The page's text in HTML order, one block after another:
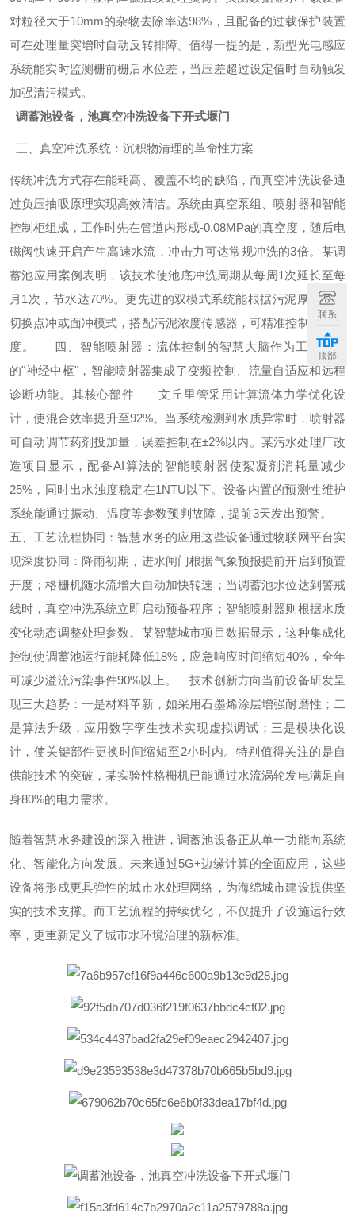
对粒径大于10mm的杂物去除率达98%，且配备的过载保护装置
可在处理量突增时自动反转排障。值得一提的是，新型光电感应
系统能实时监测栅前栅后水位差，当压差超过设定值时自动触发
加强清污模式。
调蓄池设备，池真空冲洗设备下开式堰门
三、真空冲洗系统：沉积物清理的革命性方案
传统冲洗方式存在能耗高、覆盖不均的缺陷，而真空冲洗设备通
过负压抽吸原理实现高效清洁。系统由真空泵组、喷射器和智能
控制柜组成，工作时先在管道内形成-0.08MPa的真空度，随后电
磁阀快速开启产生高速水流，冲击力可达常规冲洗的3倍。某调
蓄池应用案例表明，该技术使池底冲洗周期从每周1次延长至每
月1次，节水达70%。更先进的双模式系统能根据污泥厚度自动
切换点冲或面冲模式，搭配污泥浓度传感器，可精准控制冲洗强
度。 四、智能喷射器：流体控制的智慧大脑作为工艺流程
的"神经中枢"，智能喷射器集成了变频控制、流量自适应和远程
诊断功能。其核心部件——文丘里管采用计算流体力学优化设
计，使混合效率提升至92%。当系统检测到水质异常时，喷射器
可自动调节药剂投加量，误差控制在±2%以内。某污水处理厂改
造项目显示，配备AI算法的智能喷射器使絮凝剂消耗量减少
25%，同时出水浊度稳定在1NTU以下。设备内置的预测性维护
系统能通过振动、温度等参数预判故障，提前3天发出预警。
五、工艺流程协同：智慧水务的应用这些设备通过物联网平台实
现深度协同：降雨初期，进水闸门根据气象预报提前开启到预置
开度；格栅机随水流增大自动加快转速；当调蓄池水位达到警戒
线时，真空冲洗系统立即启动预备程序；智能喷射器则根据水质
变化动态调整处理参数。某智慧城市项目数据显示，这种集成化
控制使调蓄池运行能耗降低18%，应急响应时间缩短40%，全年
可减少溢流污染事件90%以上。 技术创新方向当前设备研发呈
现三大趋势：一是材料革新，如采用石墨烯涂层增强耐磨性；二
是算法升级，应用数字孪生技术实现虚拟调试；三是模块化设
计，使关键部件更换时间缩短至2小时内。特别值得关注的是自
供能技术的突破，某实验性格栅机已能通过水流涡轮发电满足自
身80%的电力需求。
随着智慧水务建设的深入推进，调蓄池设备正从单一功能向系统
化、智能化方向发展。未来通过5G+边缘计算的全面应用，这些
设备将形成更具弹性的城市水处理网络，为海绵城市建设提供坚
实的技术支撑。而工艺流程的持续优化，不仅提升了设施运行效
率，更重新定义了城市水环境治理的新标准。
联系
顶部